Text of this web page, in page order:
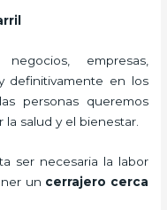
empresas,
definitivamente en los
personas queremos
salud y el bienestar.
ser necesaria la labor
un cerrajero cerca